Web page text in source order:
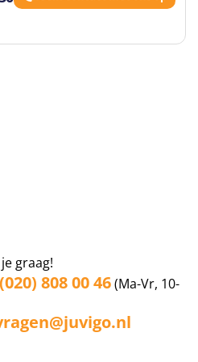
zijn:
avond door bij goed weer
docenten en voormalige
theater spelen
tocht in het donker
met Stage Center.
graag!
(020) 808 00 46(Ma-Vr, 10-